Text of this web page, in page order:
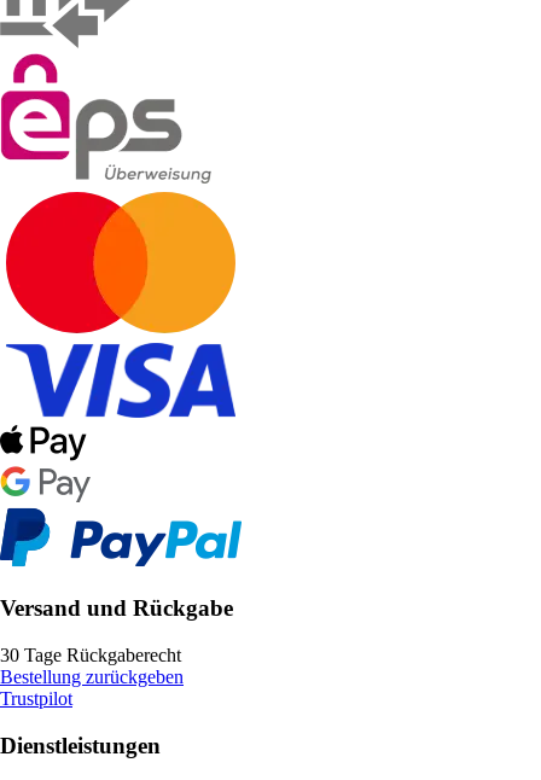
Versand und Rückgabe
30 Tage Rückgaberecht
Bestellung zurückgeben
Trustpilot
Dienstleistungen